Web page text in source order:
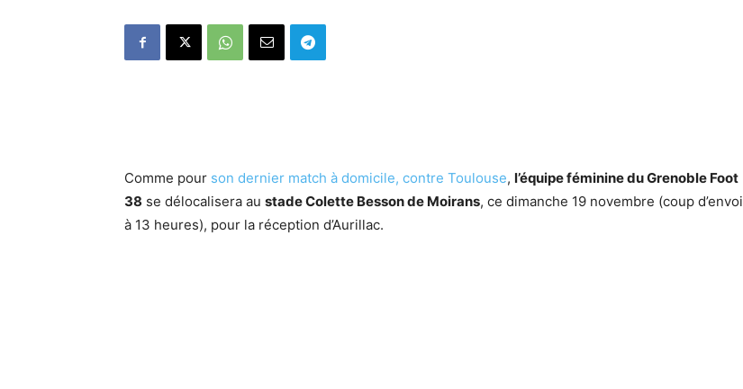
Comme pour son dernier match à domicile, contre Toulouse, l’équipe féminine du Grenoble Foot
38 se délocalisera au stade Colette Besson de Moirans, ce dimanche 19 novembre (coup d’envoi
à 13 heures), pour la réception d’Aurillac.